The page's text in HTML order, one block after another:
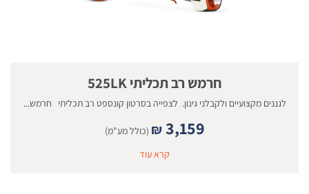
חרמש רב תכליתי 525LK
לגננים מקצועיים ולקבלני גינון. לצפייה בסרטון קונספט רב תכליתי חרמש...
₪ 3,159
(כולל מע"מ)
קרא עוד